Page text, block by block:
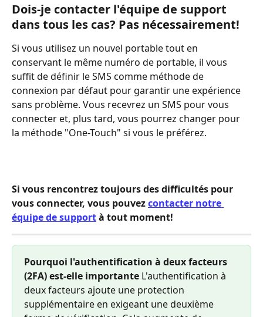
Dois-je contacter l'équipe de support
dans tous les cas? Pas nécessairement!
Si vous utilisez un nouvel portable tout en
conservant le même numéro de portable, il vous
suffit de définir le SMS comme méthode de
connexion par défaut pour garantir une expérience
sans problème. Vous recevrez un SMS pour vous
connecter et, plus tard, vous pourrez changer pour
la méthode "One-Touch" si vous le préférez.
Si vous rencontrez toujours des difficultés pour
vous connecter, vous pouvez contacter notre
équipe de support à tout moment!
Pourquoi l'authentification à deux facteurs
(2FA) est-elle importante L'authentification à
deux facteurs ajoute une protection
supplémentaire en exigeant une deuxième